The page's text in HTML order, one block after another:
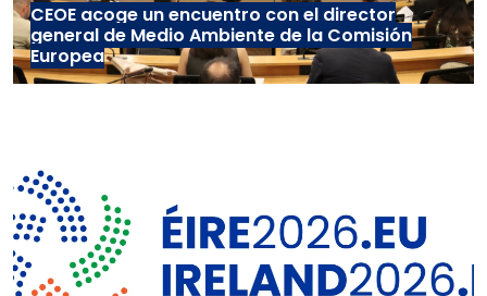
CEOE acoge un encuentro con el director
general de Medio Ambiente de la Comisión
Europea